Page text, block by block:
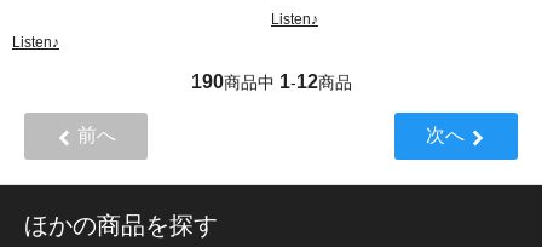
Listen♪
Listen♪
190商品中 1-12商品
前へ 次へ
ほかの商品を探す